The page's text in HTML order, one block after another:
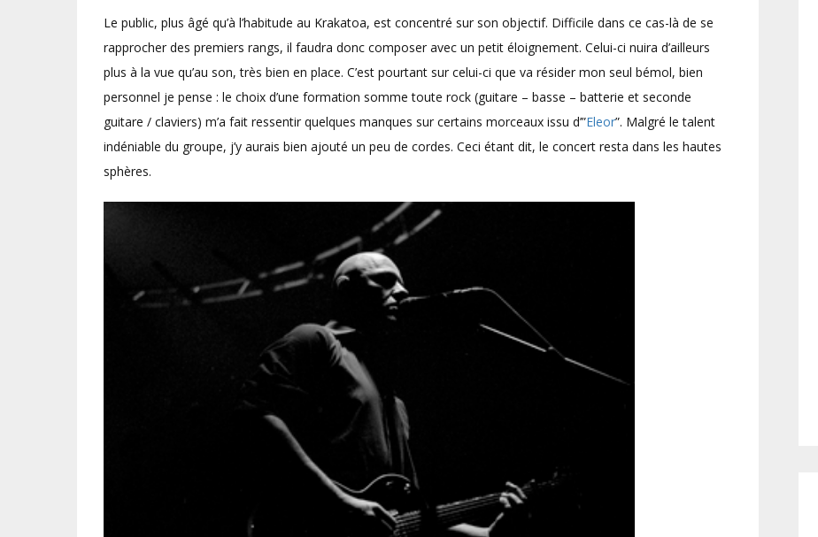
Le public, plus âgé qu’à l’habitude au Krakatoa, est concentré sur son objectif. Difficile dans ce cas-là de se
rapprocher des premiers rangs, il faudra donc composer avec un petit éloignement. Celui-ci nuira d’ailleurs
plus à la vue qu’au son, très bien en place. C’est pourtant sur celui-ci que va résider mon seul bémol, bien
personnel je pense : le choix d’une formation somme toute rock (guitare – basse – batterie et seconde
guitare / claviers) m’a fait ressentir quelques manques sur certains morceaux issu d’”Eleor”. Malgré le talent
indéniable du groupe, j’y aurais bien ajouté un peu de cordes. Ceci étant dit, le concert resta dans les hautes
sphères.